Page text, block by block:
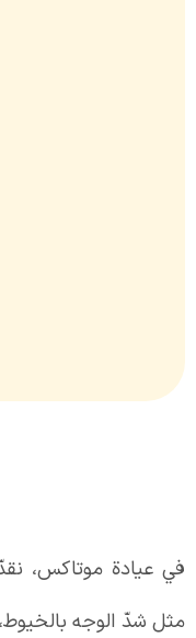
في عيادة موتاكس،
مثل شدّ الوجه